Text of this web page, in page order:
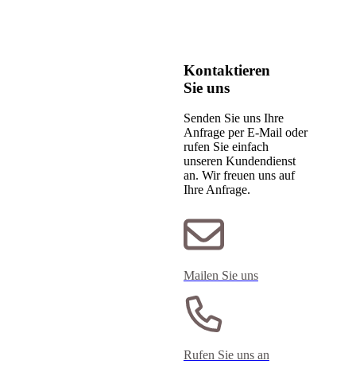
Kontaktieren
Sie uns
Senden Sie uns Ihre
Anfrage per E-Mail oder
rufen Sie einfach
unseren Kundendienst
an. Wir freuen uns auf
Ihre Anfrage.
Mailen Sie uns
Rufen Sie uns an